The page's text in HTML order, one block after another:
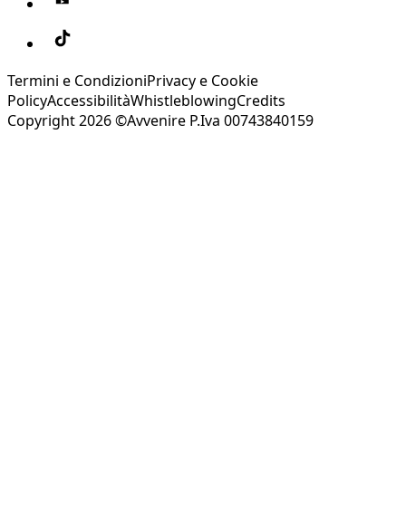
Termini e CondizioniPrivacy e Cookie
PolicyAccessibilitàWhistleblowingCredits
Copyright 2026 ©Avvenire P.Iva 00743840159